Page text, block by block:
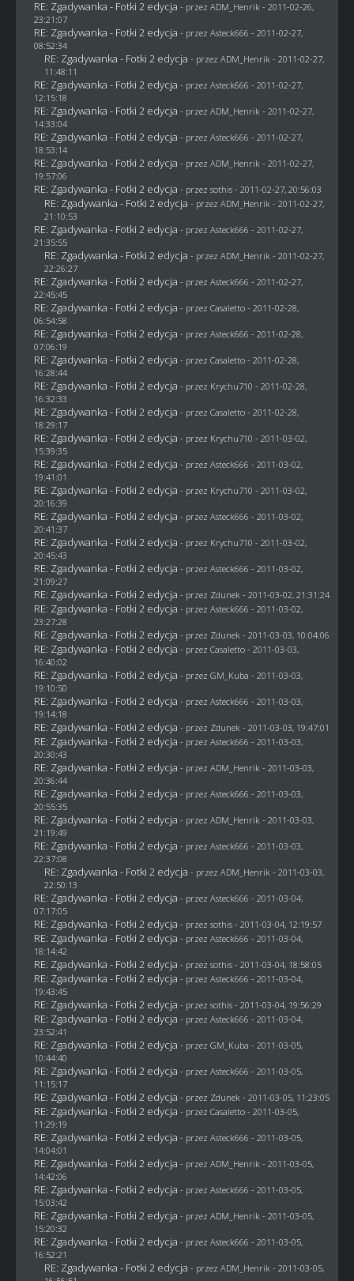
RE: Zgadywanka - Fotki 2 edycja - przez ADM_Henrik - 2011-02-26,
23:21:07
RE: Zgadywanka - Fotki 2 edycja - przez Asteck666 - 2011-02-27,
08:52:34
RE: Zgadywanka - Fotki 2 edycja - przez ADM_Henrik - 2011-02-27,
11:48:11
RE: Zgadywanka - Fotki 2 edycja - przez Asteck666 - 2011-02-27,
12:15:18
RE: Zgadywanka - Fotki 2 edycja - przez ADM_Henrik - 2011-02-27,
14:33:04
RE: Zgadywanka - Fotki 2 edycja - przez Asteck666 - 2011-02-27,
18:53:14
RE: Zgadywanka - Fotki 2 edycja - przez ADM_Henrik - 2011-02-27,
19:57:06
RE: Zgadywanka - Fotki 2 edycja - przez sothis- 2011-02-27, 20:56:03
RE: Zgadywanka - Fotki 2 edycja - przez ADM_Henrik - 2011-02-27,
21:10:53
RE: Zgadywanka - Fotki 2 edycja - przez Asteck666 - 2011-02-27,
21:35:55
RE: Zgadywanka - Fotki 2 edycja - przez ADM_Henrik - 2011-02-27,
22:26:27
RE: Zgadywanka - Fotki 2 edycja - przez Asteck666 - 2011-02-27,
22:45:45
RE: Zgadywanka - Fotki 2 edycja - przez Casaletto- 2011-02-28,
06:54:58
RE: Zgadywanka - Fotki 2 edycja - przez Asteck666 - 2011-02-28,
07:06:19
RE: Zgadywanka - Fotki 2 edycja - przez Casaletto- 2011-02-28,
16:28:44
RE: Zgadywanka - Fotki 2 edycja - przez Krychu710 - 2011-02-28,
16:32:33
RE: Zgadywanka - Fotki 2 edycja - przez Casaletto- 2011-02-28,
18:29:17
RE: Zgadywanka - Fotki 2 edycja - przez Krychu710 - 2011-03-02,
15:39:35
RE: Zgadywanka - Fotki 2 edycja - przez Asteck666 - 2011-03-02,
19:41:01
RE: Zgadywanka - Fotki 2 edycja - przez Krychu710 - 2011-03-02,
20:16:39
RE: Zgadywanka - Fotki 2 edycja - przez Asteck666 - 2011-03-02,
20:41:37
RE: Zgadywanka - Fotki 2 edycja - przez Krychu710 - 2011-03-02,
20:45:43
RE: Zgadywanka - Fotki 2 edycja - przez Asteck666 - 2011-03-02,
21:09:27
RE: Zgadywanka - Fotki 2 edycja - przez Zdunek - 2011-03-02, 21:31:24
RE: Zgadywanka - Fotki 2 edycja - przez Asteck666 - 2011-03-02,
23:27:28
RE: Zgadywanka - Fotki 2 edycja - przez Zdunek - 2011-03-03, 10:04:06
RE: Zgadywanka - Fotki 2 edycja - przez Casaletto- 2011-03-03,
16:40:02
RE: Zgadywanka - Fotki 2 edycja - przez GM_Kuba - 2011-03-03,
19:10:50
RE: Zgadywanka - Fotki 2 edycja - przez Asteck666 - 2011-03-03,
19:14:18
RE: Zgadywanka - Fotki 2 edycja - przez Zdunek - 2011-03-03, 19:47:01
RE: Zgadywanka - Fotki 2 edycja - przez Asteck666 - 2011-03-03,
20:30:43
RE: Zgadywanka - Fotki 2 edycja - przez ADM_Henrik - 2011-03-03,
20:36:44
RE: Zgadywanka - Fotki 2 edycja - przez Asteck666 - 2011-03-03,
20:55:35
RE: Zgadywanka - Fotki 2 edycja - przez ADM_Henrik - 2011-03-03,
21:19:49
RE: Zgadywanka - Fotki 2 edycja - przez Asteck666 - 2011-03-03,
22:37:08
RE: Zgadywanka - Fotki 2 edycja - przez ADM_Henrik - 2011-03-03,
22:50:13
RE: Zgadywanka - Fotki 2 edycja - przez Asteck666 - 2011-03-04,
07:17:05
RE: Zgadywanka - Fotki 2 edycja - przez sothis- 2011-03-04, 12:19:57
RE: Zgadywanka - Fotki 2 edycja - przez Asteck666 - 2011-03-04,
18:14:42
RE: Zgadywanka - Fotki 2 edycja - przez sothis- 2011-03-04, 18:58:05
RE: Zgadywanka - Fotki 2 edycja - przez Asteck666 - 2011-03-04,
19:43:45
RE: Zgadywanka - Fotki 2 edycja - przez sothis- 2011-03-04, 19:56:29
RE: Zgadywanka - Fotki 2 edycja - przez Asteck666 - 2011-03-04,
23:52:41
RE: Zgadywanka - Fotki 2 edycja - przez GM_Kuba - 2011-03-05,
10:44:40
RE: Zgadywanka - Fotki 2 edycja - przez Asteck666 - 2011-03-05,
11:15:17
RE: Zgadywanka - Fotki 2 edycja - przez Zdunek - 2011-03-05, 11:23:05
RE: Zgadywanka - Fotki 2 edycja - przez Casaletto- 2011-03-05,
11:29:19
RE: Zgadywanka - Fotki 2 edycja - przez Asteck666 - 2011-03-05,
14:04:01
RE: Zgadywanka - Fotki 2 edycja - przez ADM_Henrik - 2011-03-05,
14:42:06
RE: Zgadywanka - Fotki 2 edycja - przez Asteck666 - 2011-03-05,
15:03:42
RE: Zgadywanka - Fotki 2 edycja - przez ADM_Henrik - 2011-03-05,
15:20:32
RE: Zgadywanka - Fotki 2 edycja - przez Asteck666 - 2011-03-05,
16:52:21
RE: Zgadywanka - Fotki 2 edycja - przez ADM_Henrik - 2011-03-05,